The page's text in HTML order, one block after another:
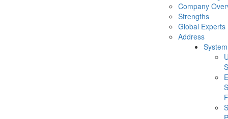
Company
Strengths
Global Experts
Address
System